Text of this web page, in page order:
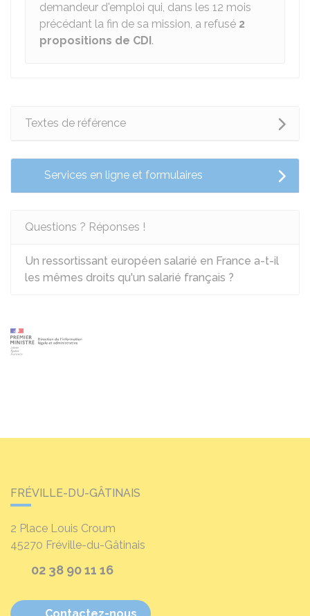
demandeur d'emploi qui, dans les 12 mois
précédant la fin de sa mission, a refusé 2
propositions de CDI.
Textes de référence
Services en ligne et formulaires
Questions ? Réponses !
Un ressortissant européen salarié en France a-t-il
les mêmes droits qu'un salarié français ?
FRÉVILLE-DU-GÂTINAIS
2 Place Louis Croum
45270 Fréville-du-Gâtinais
02 38 90 11 16
Contactez-nous